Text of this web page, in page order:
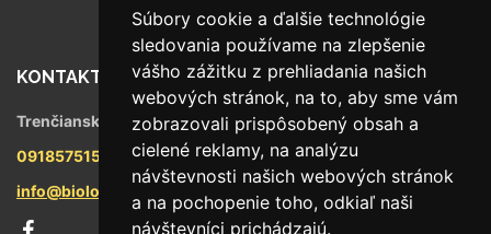
Súbory cookie a ďalšie technológie
sledovania používame na zlepšenie
vášho zážitku z prehliadania našich
webových stránok, na to, aby sme vám
zobrazovali prispôsobený obsah a
cielené reklamy, na analýzu
návštevnosti našich webových stránok
a na pochopenie toho, odkiaľ naši
návštevníci prichádzajú.
KONTAKT
Trenčianska 56/F, 821 09 Bratislava
0918575158
info@biologika.sk